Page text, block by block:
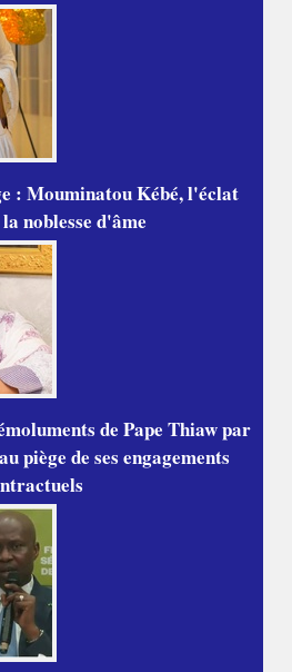
: Mouminatou Kébé, l'éclat
noblesse d'âme
de Pape Thiaw par
piège de ses engagements